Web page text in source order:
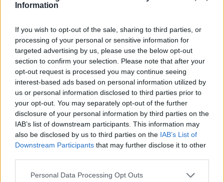
Information
If you wish to opt-out of the sale, sharing to third parties, or
processing of your personal or sensitive information for
targeted advertising by us, please use the below opt-out
section to confirm your selection. Please note that after your
opt-out request is processed you may continue seeing
interest-based ads based on personal information utilized by
us or personal information disclosed to third parties prior to
your opt-out. You may separately opt-out of the further
disclosure of your personal information by third parties on the
IAB’s list of downstream participants. This information may
also be disclosed by us to third parties on the IAB’s List of
Downstream Participants that may further disclose it to other
Personal Data Processing Opt Outs
PorMaría Mir-Rocafort
Una bandera con el escudo `del águila´, en la concentración contra los indultos